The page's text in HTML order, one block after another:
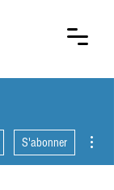
S'abonner